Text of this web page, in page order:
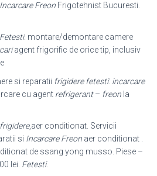
Incarcare Freon Frigotehnist Bucuresti.
. montare/demontare camere
agent frigorific de orice tip, inclusiv
si reparatii frigidere fetesti: incarcare
cu agent refrigerant– freon la
frigidere,aer conditionat. Servicii
si Incarcare Freon aer conditionat .
de ssang yong musso. Piese –
lei. Fetesti.